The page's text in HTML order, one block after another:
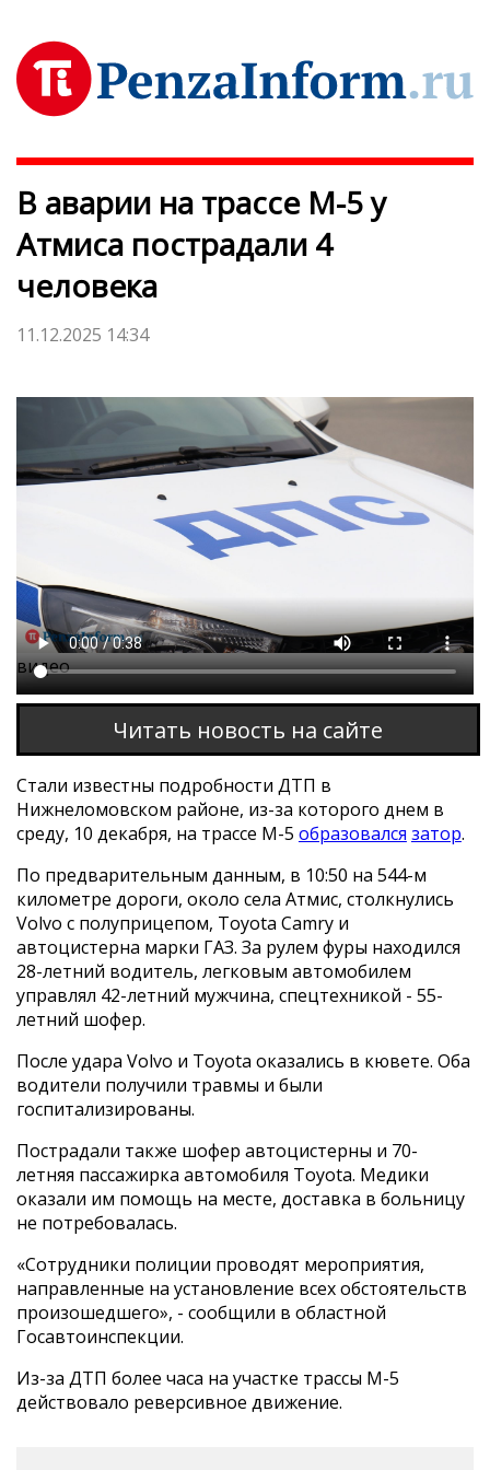
В аварии на трассе М-5 у
Атмиса пострадали 4
человека
11.12.2025 14:34
Этот браузер не поддерживает проигрывание
видео
Читать новость на сайте
Стали известны подробности ДТП в
Нижнеломовском районе, из-за которого днем в
среду, 10 декабря, на трассе М-5 образовался затор.
По предварительным данным, в 10:50 на 544-м
километре дороги, около села Атмис, столкнулись
Volvо с полуприцепом, Toyota Camry и
автоцистерна марки ГАЗ. За рулем фуры находился
28-летний водитель, легковым автомобилем
управлял 42-летний мужчина, спецтехникой - 55-
летний шофер.
После удара Volvо и Toyota оказались в кювете. Оба
водители получили травмы и были
госпитализированы.
Пострадали также шофер автоцистерны и 70-
летняя пассажирка автомобиля Toyota. Медики
оказали им помощь на месте, доставка в больницу
не потребовалась.
«Сотрудники полиции проводят мероприятия,
направленные на установление всех обстоятельств
произошедшего», - сообщили в областной
Госавтоинспекции.
Из-за ДТП более часа на участке трассы М-5
действовало реверсивное движение.